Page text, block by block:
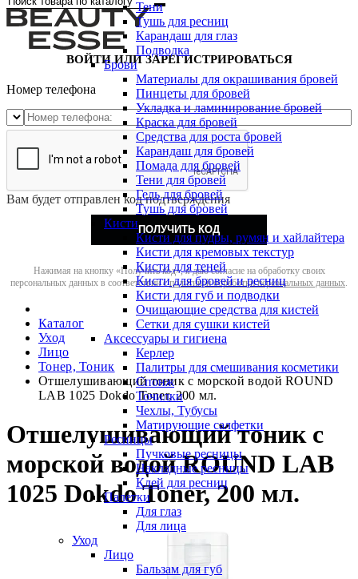
Тени
Тушь для ресниц
Карандаш для глаз
Подводка
Брови
Материалы для окрашивания бровей
Пинцеты для бровей
Укладка и ламинирование бровей
Краска для бровей
Средства для роста бровей
Карандаш для бровей
Помада для бровей
Тени для бровей
Гель для бровей
Тушь для бровей
Кисти
Кисти для пудры, румян и хайлайтера
Кисти для кремовых текстур
Кисти для теней
Кисти для бровей и ресниц
Кисти для губ и подводки
Очищающие средства для кистей
Сетки для сушки кистей
Аксессуары и гигиена
Керлер
Палитры для смешивания косметики
Спонж
Точилки
Чехлы, Тубусы
Матирующие салфетки
Ресницы
Пучковые ресницы
Накладные ресницы
Клей для ресниц
Палетки
Для глаз
Для лица
Уход
Лицо
Бальзам для губ
ВОЙТИ ИЛИ ЗАРЕГИСТРИРОВАТЬСЯ
Номер телефона
Вам будет отправлен код подтверждения
ПОЛУЧИТЬ КОД
Нажимая на кнопку «Получить код», я даю согласие на обработку своих
персональных данных в соответствии сполитикой обработки персональных данных.
Каталог
Уход
Лицо
Тонер, Тоник
Отшелушивающий тоник с морской водой ROUND
LAB 1025 Dokdo Toner, 200 мл.
Отшелушивающий тоник с
морской водой ROUND LAB
1025 Dokdo Toner, 200 мл.